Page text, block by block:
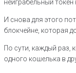
неиграбельный
И снова для этого
блокчейне, которая
По сути, каждый раз,
одного кошелька в